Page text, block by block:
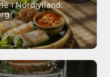
i Nordjylland: